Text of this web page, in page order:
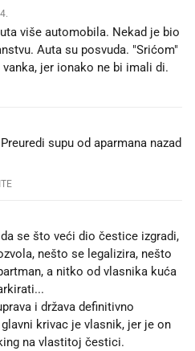
više automobila. Nekad je bio
Auta su posvuda. "Srićom"
jer ionako ne bi imali di.
supu od aparmana nazad
se što veći dio čestice izgradi,
nešto se legalizira, nešto
a nitko od vlasnika kuća
i država definitivno
krivac je vlasnik, jer je on
na vlastitoj čestici.